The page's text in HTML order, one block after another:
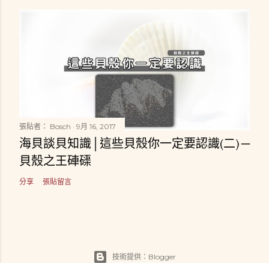
張貼者： Bosch 9月 16, 2017
海貝談貝知識│這些貝殼你一定要認識(二) ─
貝殼之王硨磲
分享 張貼留言
技術提供：Blogger